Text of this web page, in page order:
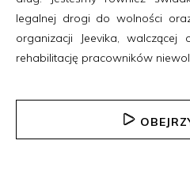
legalnej drogi do wolności
organizacji Jeevika, walczącej
rehabilitację pracowników